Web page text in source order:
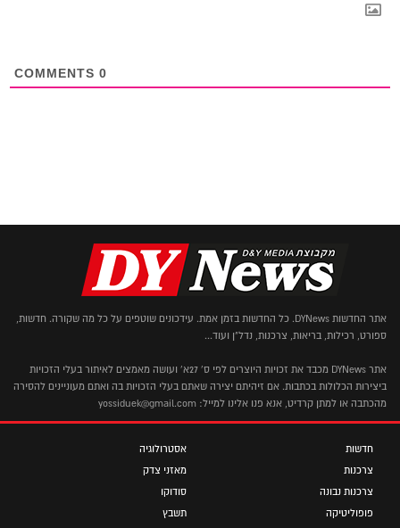
0
אתר החדשות DYNews. כל החדשות בזמן אמת. עידכונים שוטפים על כל מה שקורה. חדשות,
ספורט, רכילות, בריאות, צרכנות, נדל"ן ועוד...
אתר DYNews מכבד את זכויות היוצרים לפי ס' 27א' ועושה מאמצים לאיתור בעלי הזכויות
ביצירות הכלולות בכתבות. אם זיהיתם יצירה שאתם בעלי הזכויות בה ואתם מעוניינים להסירה
מהכתבה או למתן קרדיט, אנא פנו אלינו למייל: yossiduek@gmail.com
חדשות
צרכנות
צרכנות נבונה
פופוליטיקה
אסטרולוגיה
מאזני צדק
סודוקו
תשבץ